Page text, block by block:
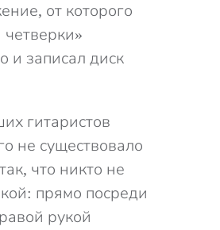
от которого
четверки»
и записал диск
гитаристов
не существовало
что никто не
прямо посреди
рукой